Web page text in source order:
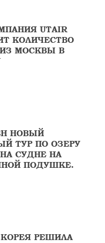
UTAIR
КОЛИЧЕСТВО
МОСКВЫ В
НОВЫЙ
ТУР ПО ОЗЕРУ
СУДНЕ НА
ПОДУШКЕ.
РЕШИЛА